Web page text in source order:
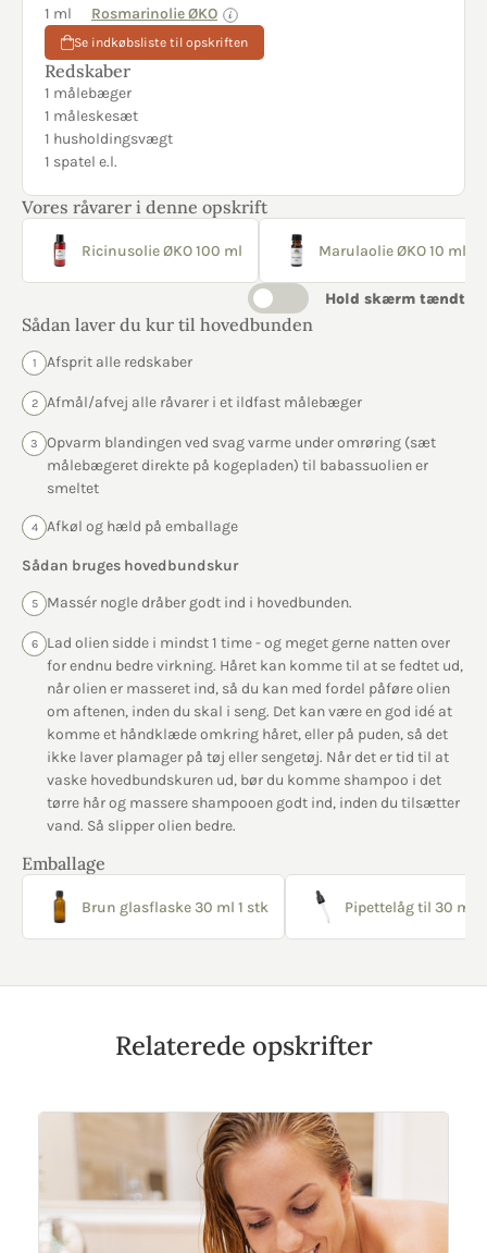
1 ml
Rosmarinolie ØKO
Se indkøbsliste til opskriften
Redskaber
1 målebæger
1 måleskesæt
1 husholdingsvægt
1 spatel e.l.
Vores råvarer i denne opskrift
Ricinusolie ØKO 100 ml Marulaolie ØKO 10 ml
Hold skærm tændt
Sådan laver du kur til hovedbunden
1 Afsprit alle redskaber
2 Afmål/afvej alle råvarer i et ildfast målebæger
3
Opvarm blandingen ved svag varme under omrøring (sæt
målebægeret direkte på kogepladen) til babassuolien er
smeltet
4 Afkøl og hæld på emballage
Sådan bruges hovedbundskur
5 Massér nogle dråber godt ind i hovedbunden.
6
Lad olien sidde i mindst 1 time - og meget gerne natten over
for endnu bedre virkning. Håret kan komme til at se fedtet ud,
når olien er masseret ind, så du kan med fordel påføre olien
om aftenen, inden du skal i seng. Det kan være en god idé at
komme et håndklæde omkring håret, eller på puden, så det
ikke laver plamager på tøj eller sengetøj. Når det er tid til at
vaske hovedbundskuren ud, bør du komme shampoo i det
tørre hår og massere shampooen godt ind, inden du tilsætter
vand. Så slipper olien bedre.
Emballage
Brun glasflaske 30 ml 1 stk Pipettelåg til 30 ml
Relaterede opskrifter